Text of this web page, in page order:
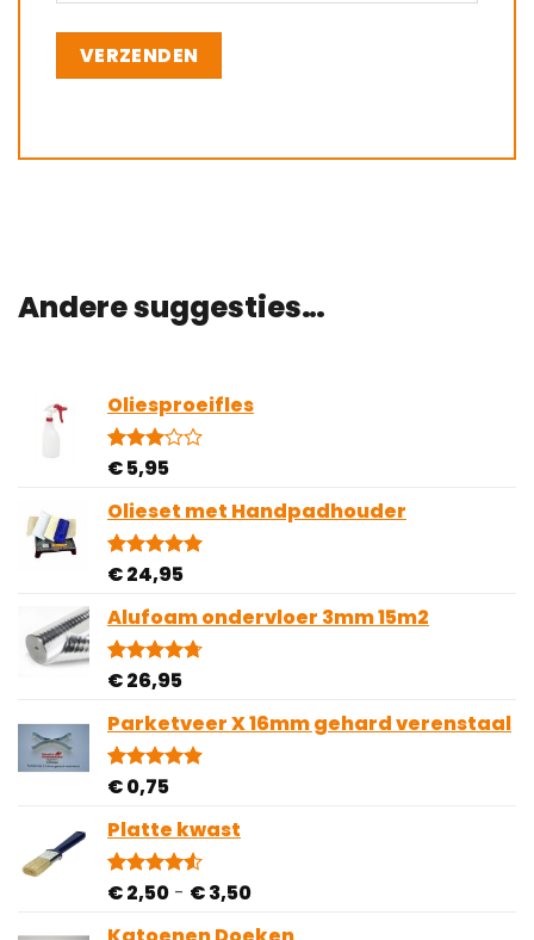
Andere suggesties…
Oliesproeifles
Gewaardeerd
3.00
op 5
gebaseerd
op
1
€5,95
Olieset met Handpadhouder
Gewaardeerd
op 5
gebaseerd
op
4
klantbeoordelingen
€24,95
Alufoam ondervloer 3mm 15m2
Gewaardeerd
op 5
gebaseerd
op
3
klantbeoordelingen
€26,95
Parketveer X 16mm gehard verenstaal
Gewaardeerd
4.85op 5
gebaseerd
op
13
klantbeoordelingen
€0,75
Platte kwast
Gewaardeerd
4.50op 5
gebaseerd
2
€2,50 - €3,50Prijsklasse: